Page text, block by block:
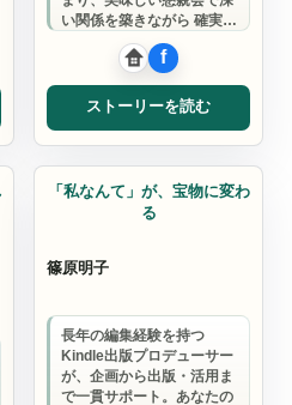
い関係を築きながら 確実に
成果を生む交流の場です。
ストーリーを読む
イケてる大人支部
「私なんて」が、宝物に変わ
る
篠原明子
長年の編集経験を持つ
Kindle出版プロデューサー
が、企画から出版・活用ま
で一貫サポート。あなたの